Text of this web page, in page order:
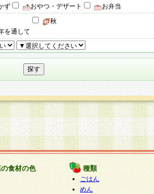
ず
おやつ・デザート お弁当
秋
を通して
食材の色 種類
ごはん
めん